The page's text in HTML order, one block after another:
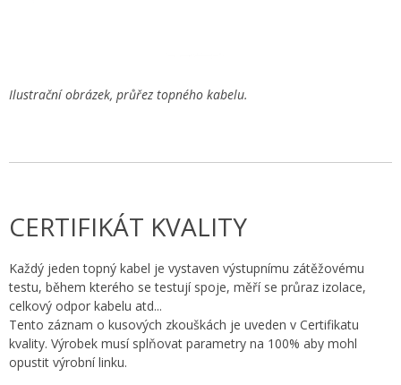
Ilustrační obrázek, průřez topného kabelu.
CERTIFIKÁT KVALITY
Každý jeden topný kabel je vystaven výstupnímu zátěžovému
testu, během kterého se testují spoje, měří se průraz izolace,
celkový odpor kabelu atd...
Tento záznam o kusových zkouškách je uveden v Certifikatu
kvality. Výrobek musí splňovat parametry na 100% aby mohl
opustit výrobní linku.